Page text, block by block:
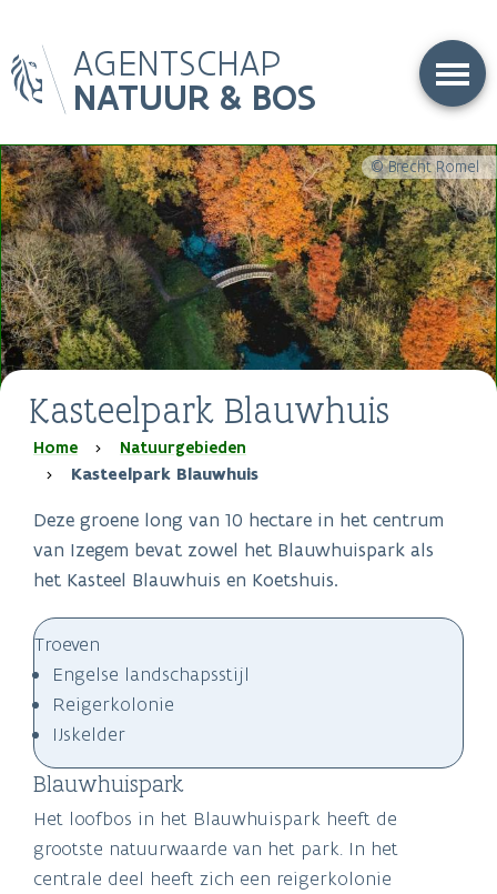
en
naar
gaan
AGENTSCHAP
NATUUR & BOS
© Brecht Romel
Kasteelpark Blauwhuis
Kruimelpad
Home
Natuurgebieden
Kasteelpark Blauwhuis
Deze groene long van 10 hectare in het centrum
van Izegem bevat zowel het Blauwhuispark als
het Kasteel Blauwhuis en Koetshuis.
Troeven
Engelse landschapsstijl
Reigerkolonie
IJskelder
Blauwhuispark
Het loofbos in het Blauwhuispark heeft de
grootste natuurwaarde van het park. In het
centrale deel heeft zich een reigerkolonie